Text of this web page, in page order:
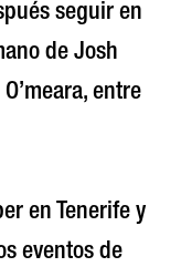
seguir en
de Josh
entre
en Tenerife y
eventos de